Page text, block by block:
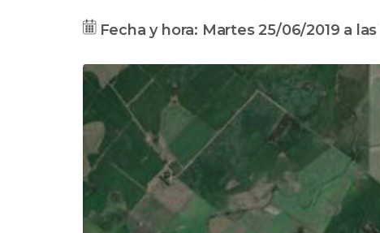
Fecha
Fecha y hora: Martes 25/06/2019 a las